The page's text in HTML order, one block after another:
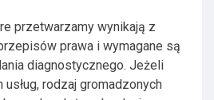
przetwarzamy wynikają z
prawa i wymagane są
diagnostycznego. Jeżeli
rodzaj gromadzonych